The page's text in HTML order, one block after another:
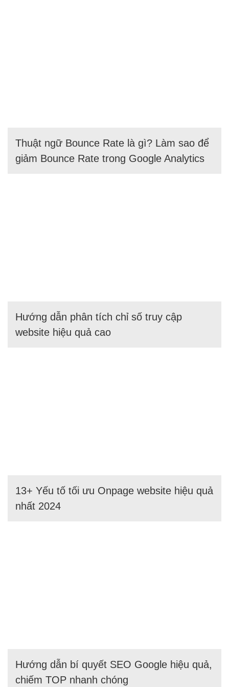
Thuật ngữ Bounce Rate là gì? Làm sao để
giảm Bounce Rate trong Google Analytics
Hướng dẫn phân tích chỉ số truy cập
website hiệu quả cao
13+ Yếu tố tối ưu Onpage website hiệu quả
nhất 2024
Hướng dẫn bí quyết SEO Google hiệu quả,
chiếm TOP nhanh chóng